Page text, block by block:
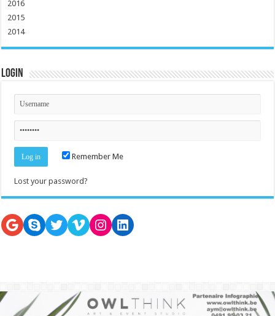
2016
2015
2014
Login
Remember Me
Lost your password?
Google
SkypeTwitter
VimeoInstagram
LinkedIn